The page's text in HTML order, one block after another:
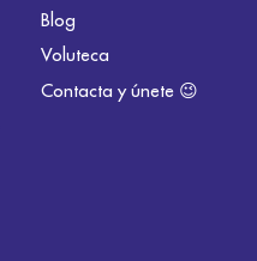
Blog
Voluteca
Contacta y únete 😉